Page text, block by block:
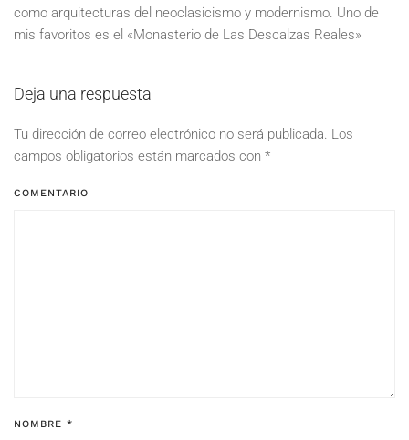
como arquitecturas del neoclasicismo y modernismo. Uno de
mis favoritos es el «Monasterio de Las Descalzas Reales»
Deja una respuesta
Tu dirección de correo electrónico no será publicada. Los
campos obligatorios están marcados con *
COMENTARIO
NOMBRE *